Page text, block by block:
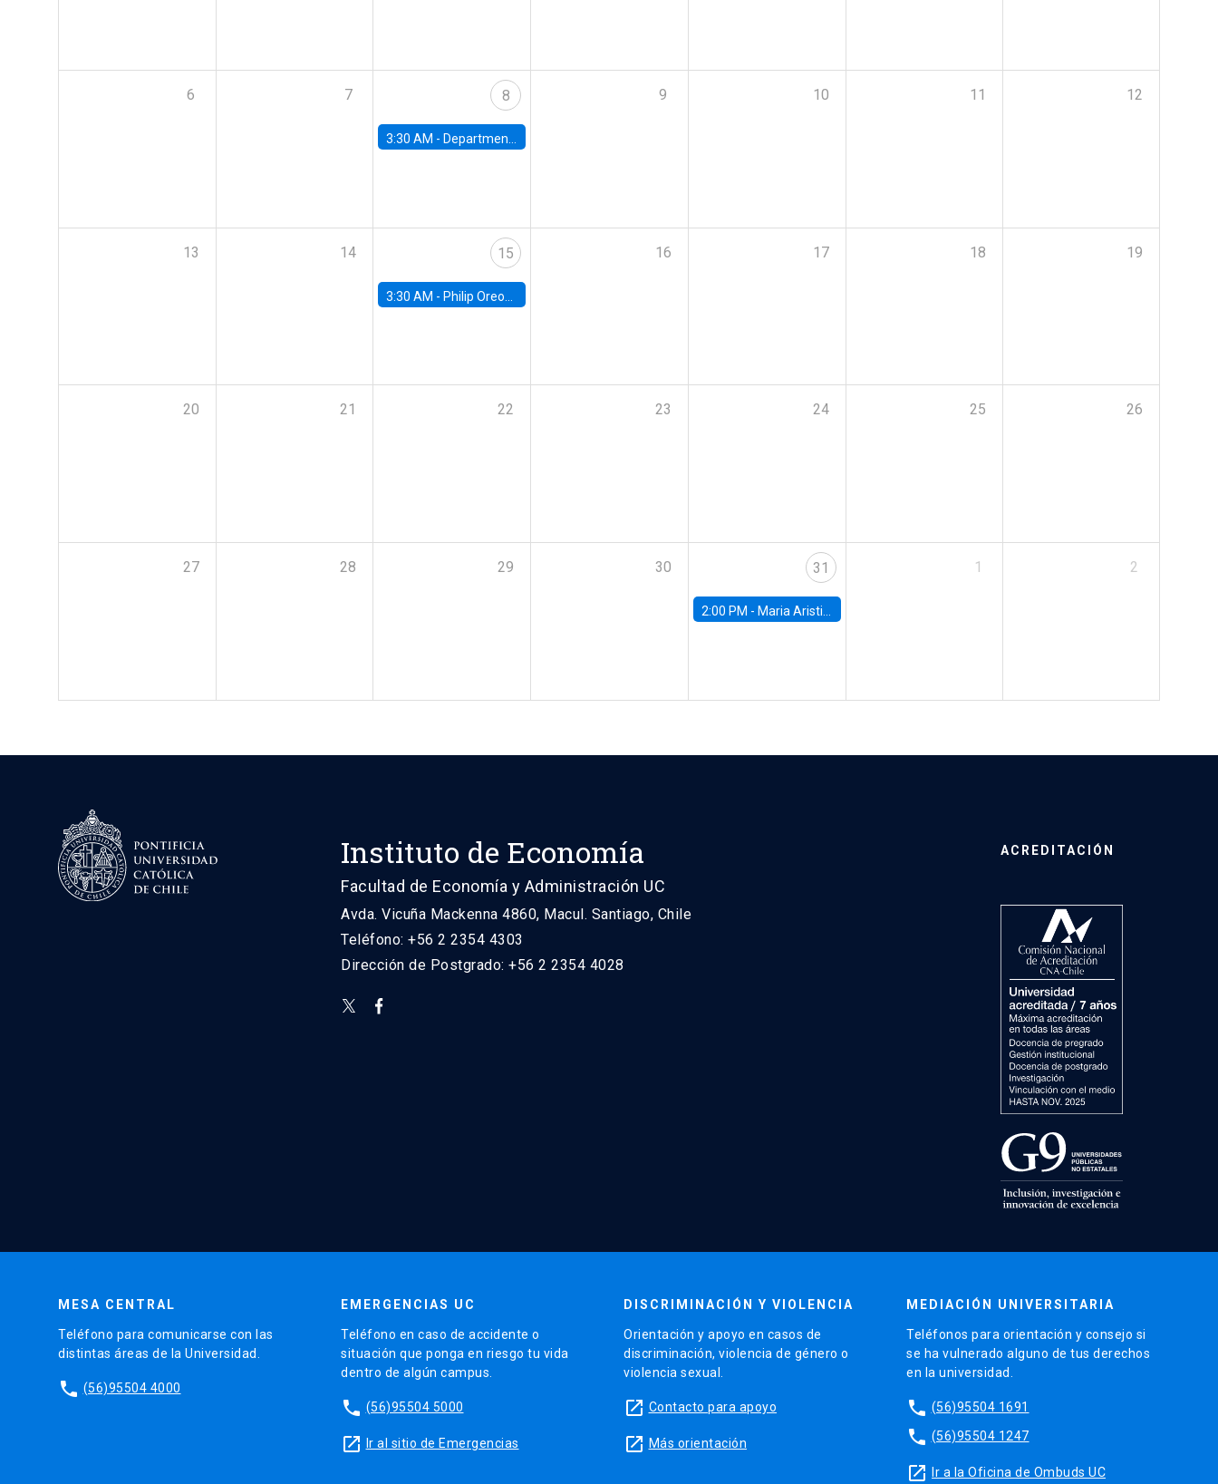
6 7 8
3:30 AM - Department Seminar: James Robinson
9 10 11 12
13 14 15
3:30 AM - Philip Oreopolous, University of Toronto
16 17 18 19
20 21 22 23 24 25 26
27 28 29 30 31
2:00 PM - Maria Aristizabal-Ramirez, FED Board
1 2
Instituto de Economía
Facultad de Economía y Administración UC
Avda. Vicuña Mackenna 4860, Macul. Santiago, Chile
Teléfono: +56 2 2354 4303
Dirección de Postgrado: +56 2 2354 4028
ACREDITACIÓN
MESA CENTRAL
Teléfono para comunicarse con las
distintas áreas de la Universidad.
phone (56)95504 4000
EMERGENCIAS UC
Teléfono en caso de accidente o
situación que ponga en riesgo tu vida
dentro de algún campus.
phone (56)95504 5000
launch Ir al sitio de Emergencias
DISCRIMINACIÓN Y VIOLENCIA
Orientación y apoyo en casos de
discriminación, violencia de género o
violencia sexual.
launch Contacto para apoyo
launch Más orientación
MEDIACIÓN UNIVERSITARIA
Teléfonos para orientación y consejo si
se ha vulnerado alguno de tus derechos
en la universidad.
phone (56)95504 1691
phone (56)95504 1247
launch Ir a la Oficina de Ombuds UC